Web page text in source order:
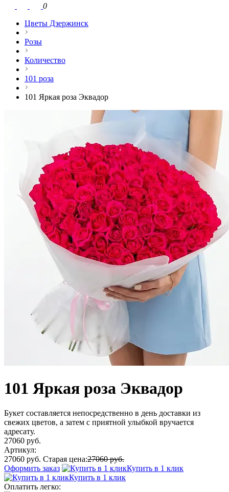
0
Цветы Дзержинск
Розы
Количество
101 роза
101 Яркая роза Эквадор
101 Яркая роза Эквадор
Букет составляется непосредственно в день доставки из
свежих цветов, а затем с приятной улыбкой вручается
адресату.
27060 руб.
Артикул:
27060 руб. Старая цена:27060 руб.
Оформить заказ
Купить в 1 клик
Купить в 1 клик
Оплатить легко: